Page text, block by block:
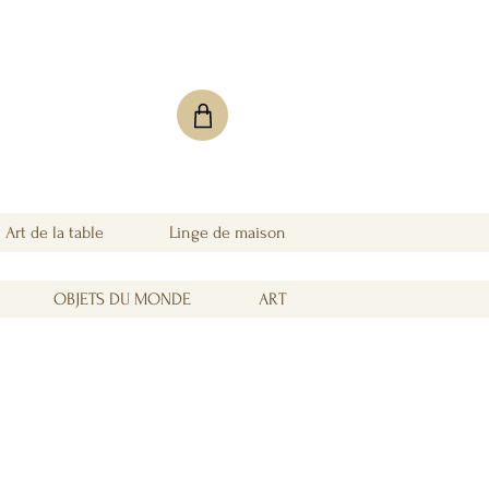
Art de la table Linge de maison
OBJETS DU MONDE ART